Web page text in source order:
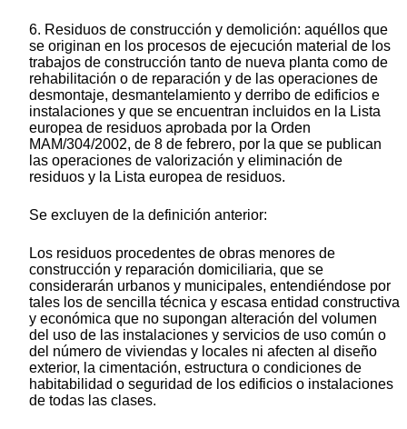
6. Residuos de construcción y demolición: aquéllos que
se originan en los procesos de ejecución material de los
trabajos de construcción tanto de nueva planta como de
rehabilitación o de reparación y de las operaciones de
desmontaje, desmantelamiento y derribo de edificios e
instalaciones y que se encuentran incluidos en la Lista
europea de residuos aprobada por la Orden
MAM/304/2002, de 8 de febrero, por la que se publican
las operaciones de valorización y eliminación de
residuos y la Lista europea de residuos.
Se excluyen de la definición anterior:
Los residuos procedentes de obras menores de
construcción y reparación domiciliaria, que se
considerarán urbanos y municipales, entendiéndose por
tales los de sencilla técnica y escasa entidad constructiva
y económica que no supongan alteración del volumen
del uso de las instalaciones y servicios de uso común o
del número de viviendas y locales ni afecten al diseño
exterior, la cimentación, estructura o condiciones de
habitabilidad o seguridad de los edificios o instalaciones
de todas las clases.